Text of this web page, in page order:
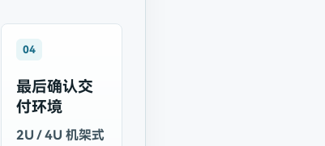
04
最后确认交
付环境
2U / 4U 机架式